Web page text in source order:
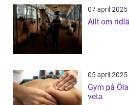
07 april 2025
Allt om
05 april 2025
Gym på
veta